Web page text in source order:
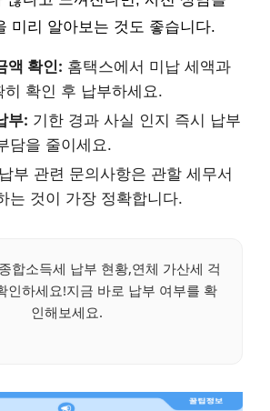
미리 알아보는 것도 좋습니다.
액 확인: 홈택스에서 미납 세액과
히 확인 후 납부하세요.
부: 기한 경과 사실 인지 즉시 납부
담을 줄이세요.
납부 관련 문의사항은 관할 세무서
는 것이 가장 정확합니다.
종합소득세 납부 현황,연체 가산세 걱
인하세요!지금 바로 납부 여부를 확
인해보세요.